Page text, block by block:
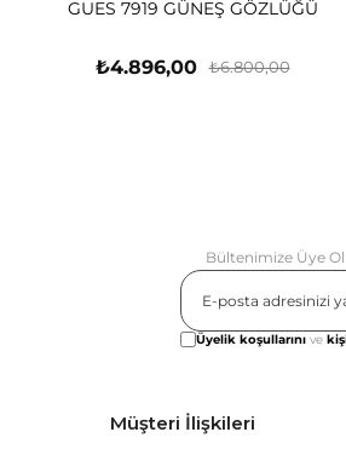
GUES 7919 GÜNEŞ GÖZLÜĞÜ
₺4.896,00 ₺6.800,00
Bültenimize Üye
Üyelik koşullarını ve
Müşteri İlişkileri